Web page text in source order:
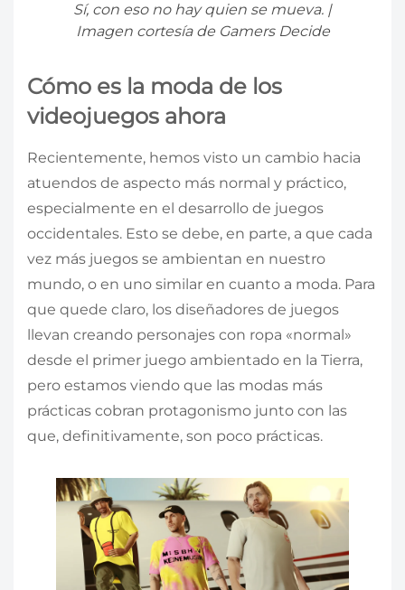
Sí, con eso no hay quien se mueva. |
Imagen cortesía de Gamers Decide
Cómo es la moda de los
videojuegos ahora
Recientemente, hemos visto un cambio hacia
atuendos de aspecto más normal y práctico,
especialmente en el desarrollo de juegos
occidentales. Esto se debe, en parte, a que cada
vez más juegos se ambientan en nuestro
mundo, o en uno similar en cuanto a moda. Para
que quede claro, los diseñadores de juegos
llevan creando personajes con ropa «normal»
desde el primer juego ambientado en la Tierra,
pero estamos viendo que las modas más
prácticas cobran protagonismo junto con las
que, definitivamente, son poco prácticas.